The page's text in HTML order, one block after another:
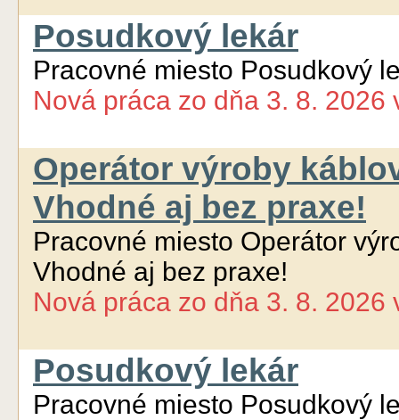
Posudkový lekár
Pracovné miesto Posudkový
Nová práca zo dňa 3. 8. 2026
Operátor výroby
Vhodné aj bez praxe!
Pracovné miesto Operátor
Vhodné aj bez praxe!
Nová práca zo dňa 3. 8. 2026
Posudkový lekár
Pracovné miesto Posudkový